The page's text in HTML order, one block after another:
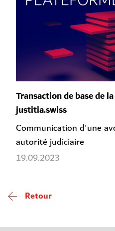
Transaction de base de
justitia.swiss
Communication d'une
autorité judiciaire
19.09.2023
Retour